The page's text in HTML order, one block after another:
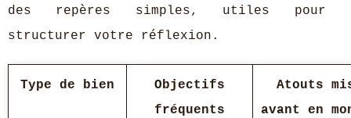
des repères simples, utiles pour
structurer votre réflexion.
Type de bien
Objectifs
fréquents
Atouts
avant en